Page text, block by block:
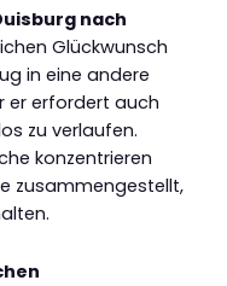
nach
Glückwunsch
in eine andere
er erfordert auch
zu verlaufen.
konzentrieren
zusammengestellt,